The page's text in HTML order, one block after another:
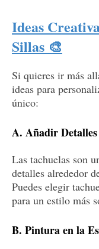
Ideas
Sillas 🎨
Si quieres ir más
ideas para
único:
A. Añadir Detalles
Las tachuelas son
detalles alrededor
Puedes elegir
para un estilo más
B. Pintura en la